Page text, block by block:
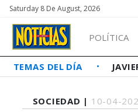
Saturday 8 De August, 2026
POLÍTICA
TEMAS DEL DÍA
SOCIEDAD | 10-04-